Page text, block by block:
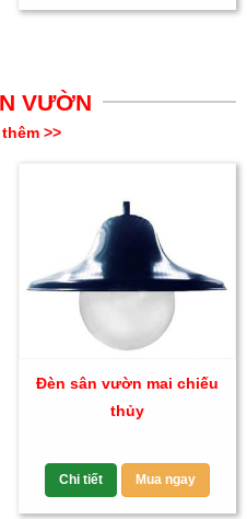
VƯỜN
>>
Đèn sân vườn mai chiếu
thủy
Chi tiết Mua ngay